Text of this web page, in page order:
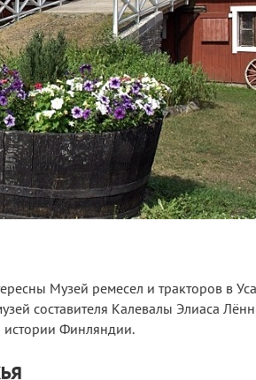
Музей ремесел и тракторов в
составителя Калевалы Элиаса
Финляндии.